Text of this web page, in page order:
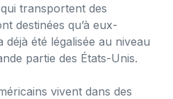
transportent des
destinées qu’à eux-
déjà été légalisée au niveau
partie des États-Unis.
vivent dans des